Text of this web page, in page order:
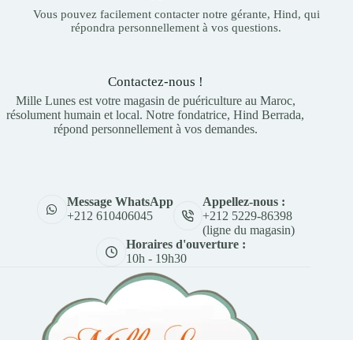
Vous pouvez facilement contacter notre gérante, Hind, qui
répondra personnellement à vos questions.
Contactez-nous !
Mille Lunes est votre magasin de puériculture au Maroc,
résolument humain et local. Notre fondatrice, Hind Berrada,
répond personnellement à vos demandes.
Message WhatsApp
+212 610406045
Appellez-nous :
+212 5229-86398
(ligne du magasin)
Horaires d'ouverture :
10h - 19h30